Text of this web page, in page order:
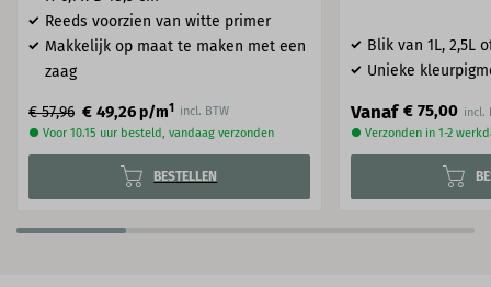
Reeds voorzien van witte primer
Makkelijk op maat te maken met een
zaag
€ 57,96 € 49,26p/m1 incl. BTW
● Voor 10.15 uur besteld, vandaag verzonden
BESTELLEN
Blik van 1L, 2,5L
Unieke
Vanaf € 75,00
● Verzonden in 1-2